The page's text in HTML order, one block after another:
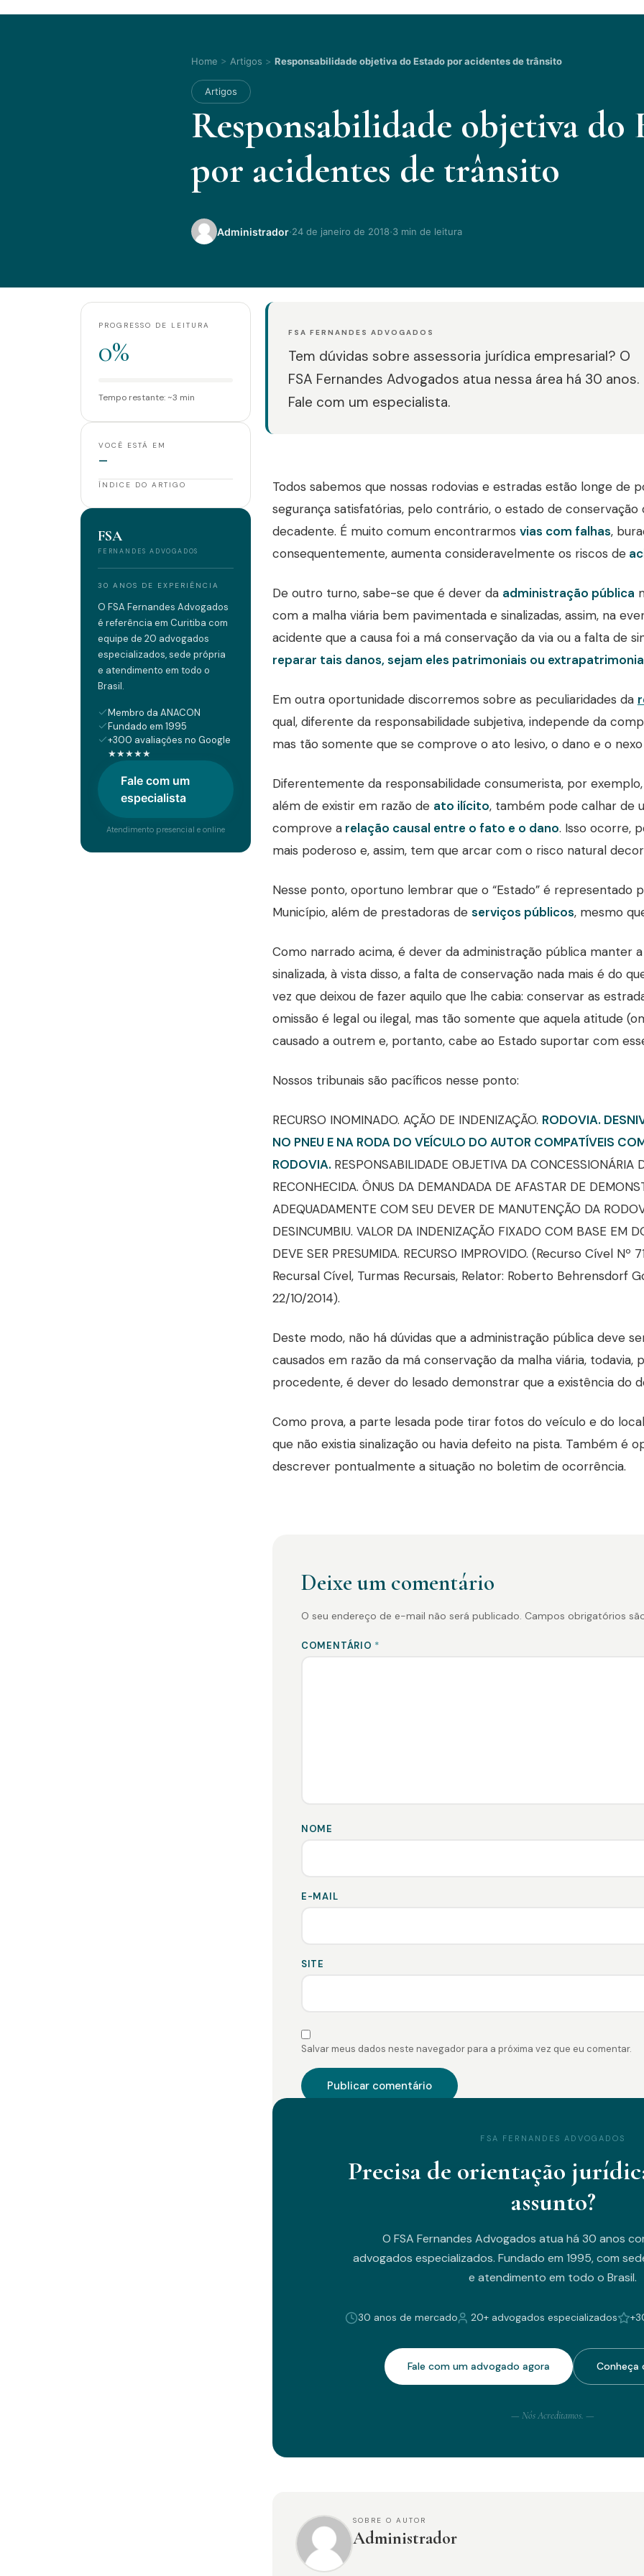
Home > Artigos > Responsabilidade objetiva do Estado por acidentes de trânsito
Artigos
Responsabilidade objetiva do
por acidentes de trânsito
Administrador·24 de janeiro de 2018·3 min de leitura
PROGRESSO DE LEITURA
0%
Tempo restante: ~3 min
VOCÊ ESTÁ EM
—
ÍNDICE DO ARTIGO
FSA
FERNANDES ADVOGADOS
30 ANOS DE EXPERIÊNCIA
O FSA Fernandes Advogados
é referência em Curitiba com
equipe de 20 advogados
especializados, sede própria
e atendimento em todo o
Brasil.
Membro da ANACON
Fundado em 1995
+300 avaliações no Google
★★★★★
Fale com um
especialista
Atendimento presencial e online
FSA FERNANDES ADVOGADOS
Tem dúvidas sobre assessoria jurídica empresarial? O
FSA Fernandes Advogados atua nessa área há 30 anos.
Fale com um especialista.
Todos sabemos que nossas rodovias e estradas estão longe de
segurança satisfatórias, pelo contrário, o estado de conservação
decadente. É muito comum encontrarmos vias com falhas,
consequentemente, aumenta consideravelmente os riscos de
De outro turno, sabe-se que é dever da administração pública
com a malha viária bem pavimentada e sinalizadas, assim, na
acidente que a causa foi a má conservação da via ou a falta de
reparar tais danos, sejam eles patrimoniais ou
Em outra oportunidade discorremos sobre as peculiaridades da
qual, diferente da responsabilidade subjetiva, independe da
mas tão somente que se comprove o ato lesivo, o dano e o nexo
Diferentemente da responsabilidade consumerista, por
além de existir em razão de ato ilícito, também pode calhar de
comprove arelação causal entre o fato e o dano. Isso ocorre,
mais poderoso e, assim, tem que arcar com o risco natural
Nesse ponto, oportuno lembrar que o “Estado” é representado
Município, além de prestadoras de serviços públicos, mesmo
Como narrado acima, é dever da administração pública manter
sinalizada, à vista disso, a falta de conservação nada mais é do
vez que deixou de fazer aquilo que lhe cabia: conservar as
omissão é legal ou ilegal, mas tão somente que aquela atitude
causado a outrem e, portanto, cabe ao Estado suportar com
Nossos tribunais são pacíficos nesse ponto:
RECURSO INOMINADO. AÇÃO DE INDENIZAÇÃO. RODOVIA.
NO PNEU E NA RODA DO VEÍCULO DO AUTOR COMPATÍVEIS
RODOVIA. RESPONSABILIDADE OBJETIVA DA CONCESSIONÁRIA
RECONHECIDA. ÔNUS DA DEMANDADA DE AFASTAR DE
ADEQUADAMENTE COM SEU DEVER DE MANUTENÇÃO DA
DESINCUMBIU. VALOR DA INDENIZAÇÃO FIXADO COM BASE EM
DEVE SER PRESUMIDA. RECURSO IMPROVIDO. (Recurso Cível
Recursal Cível, Turmas Recursais, Relator: Roberto Behrensdorf
22/10/2014).
Deste modo, não há dúvidas que a administração pública deve
causados em razão da má conservação da malha viária, todavia,
procedente, é dever do lesado demonstrar que a existência do
Como prova, a parte lesada pode tirar fotos do veículo e do
que não existia sinalização ou havia defeito na pista. Também é
descrever pontualmente a situação no boletim de ocorrência.
Deixe um comentário
O seu endereço de e-mail não será publicado. Campos obrigatórios
COMENTÁRIO *
NOME
E-MAIL
SITE
Salvar meus dados neste navegador para a próxima vez que eu comentar.
FSA FERNANDES ADVOGADOS
Precisa de orientação
assunto?
O FSA Fernandes Advogados atua há 30 anos
advogados especializados. Fundado em 1995, com
e atendimento em todo o Brasil.
30 anos de mercado 20+ advogados especializados
Fale com um advogado agora Conheça
— Nós Acreditamos. —
SOBRE O AUTOR
Administrador